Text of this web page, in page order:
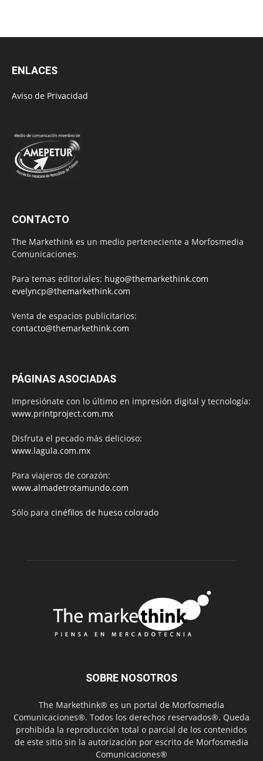
ENLACES
Aviso de Privacidad
CONTACTO
The Markethink es un medio perteneciente a Morfosmedia
Comunicaciones.
Para temas editoriales: hugo@themarkethink.com
evelyncp@themarkethink.com
Venta de espacios publicitarios:
contacto@themarkethink.com
PÁGINAS ASOCIADAS
Impresiónate con lo último en impresión digital y tecnología:
www.printproject.com.mx
Disfruta el pecado más delicioso:
www.lagula.com.mx
Para viajeros de corazón:
www.almadetrotamundo.com
Sólo para cinéfilos de hueso colorado
SOBRE NOSOTROS
The Markethink® es un portal de Morfosmedia
Comunicaciones®. Todos los derechos reservados®. Queda
prohibida la reproducción total o parcial de los contenidos
de este sitio sin la autorización por escrito de Morfosmedia
Comunicaciones®